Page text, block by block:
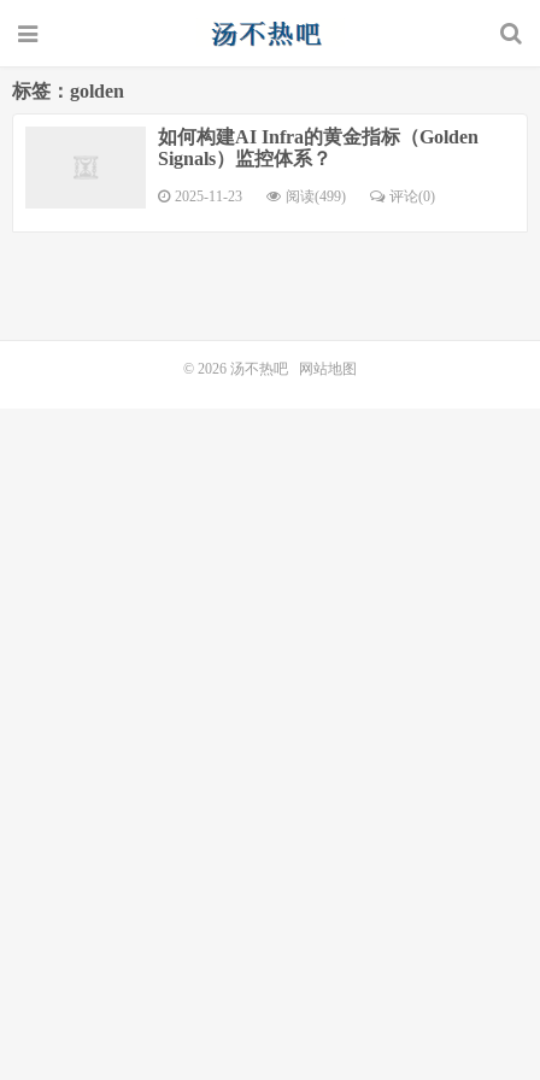
标签：golden
如何构建AI Infra的黄金指标（Golden
Signals）监控体系？
2025-11-23 阅读(499) 评论(0)
© 2026 汤不热吧 网站地图